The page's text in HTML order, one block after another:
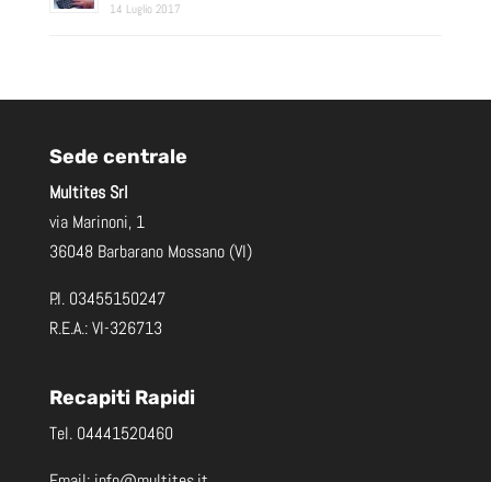
14 Luglio 2017
Sede centrale
Multites Srl
via Marinoni, 1
36048 Barbarano Mossano (VI)
P.I. 03455150247
R.E.A.: VI-326713
Recapiti Rapidi
Tel. 04441520460